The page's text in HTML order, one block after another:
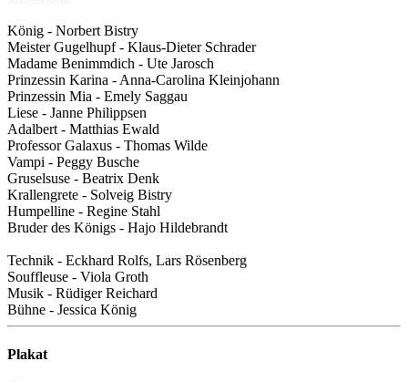
König - Norbert Bistry
Meister Gugelhupf - Klaus-Dieter Schrader
Madame Benimmdich - Ute Jarosch
Prinzessin Karina - Anna-Carolina Kleinjohann
Prinzessin Mia - Emely Saggau
Liese - Janne Philippsen
Adalbert - Matthias Ewald
Professor Galaxus - Thomas Wilde
Vampi - Peggy Busche
Gruselsuse - Beatrix Denk
Krallengrete - Solveig Bistry
Humpelline - Regine Stahl
Bruder des Königs - Hajo Hildebrandt
Technik - Eckhard Rolfs, Lars Rösenberg
Souffleuse - Viola Groth
Musik - Rüdiger Reichard
Bühne - Jessica König
Plakat